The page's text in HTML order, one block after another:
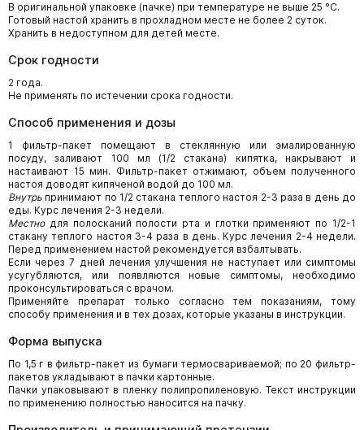
В оригинальной упаковке (пачке) при температуре не выше 25 °С.
Готовый настой хранить в прохладном месте не более 2 суток.
Хранить в недоступном для детей месте.
Срок годности
2 года.
Не применять по истечении срока годности.
Способ применения и дозы
1 фильтр-пакет помещают в стеклянную или эмалированную
посуду, заливают 100 мл (1/2 стакана) кипятка, накрывают и
настаивают 15 мин. Фильтр-пакет отжимают, объем полученного
настоя доводят кипяченой водой до 100 мл.
Внутрь принимают по 1/2 стакана теплого настоя 2-3 раза в день до
еды. Курс лечения 2-3 недели.
Местнодля полосканий полости рта и глотки применяют по 1/2-1
стакану теплого настоя 3-4 раза в день. Курс лечения 2-4 недели.
Перед применением настой рекомендуется взбалтывать.
Если через 7 дней лечения улучшения не наступает или симптомы
усугубляются, или появляются новые симптомы, необходимо
проконсультироваться с врачом.
Применяйте препарат только согласно тем показаниям, тому
способу применения и в тех дозах, которые указаны в инструкции.
Форма выпуска
По 1,5 г в фильтр-пакет из бумаги термосвариваемой; по 20 фильтр-
пакетов укладывают в пачки картонные.
Пачки упаковывают в пленку полипропиленовую. Текст инструкции
по применению полностью наносится на пачку.